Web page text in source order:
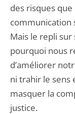
des risques
communication
Mais le repli sur
pourquoi nous
d’améliorer
ni trahir le sens
masquer la
justice.